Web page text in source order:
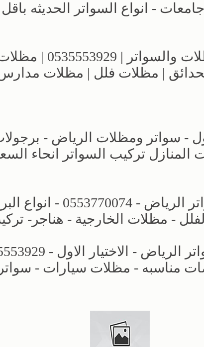
- انواع السواتر الحديثه باقل
مؤسسة الاختيار
| مظلات فلل | مظلات مدارس
- سواتر ومظلات الرياض -
المظلات المنازل تركيب السواتر انحاء
الاختيار الاول | مظلات
- مظلات الخارجية - هناجر-
مناسبه - مظلات سيارات -